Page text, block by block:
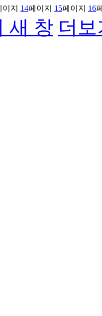
이지 14페이지 15페이지 16
새 창 더보